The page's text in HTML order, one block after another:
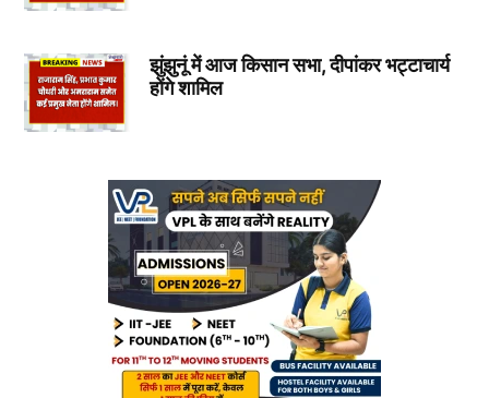
झुंझुनूं में आज किसान सभा, दीपांकर भट्टाचार्य
होंगे शामिल